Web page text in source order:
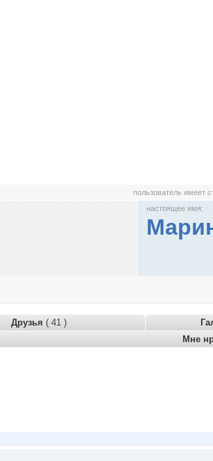
пользователь имеет
настоящее имя:
Друзья ( 41 )
Мне